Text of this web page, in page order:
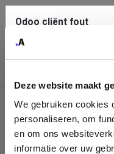
Deze website maakt
We gebruiken cookies
personaliseren, om
en om ons
informatie over uw
Identificatie
onderneming
Odoo cliënt fout
Je dient de kopieer
aan support.